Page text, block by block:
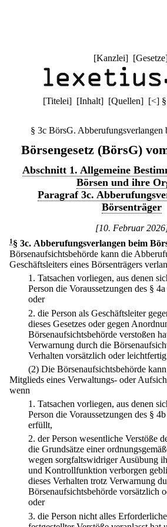
[Kanzlei] [Gesetze
[Titelei] [Inhalt] [Quellen] [<]
§ 3c BörsG. Abberufungsverlangen
Börsengesetz (BörsG)
Abschnitt 1. Allgemeine
Börsen und ihre
Paragraf 3c.
Börsenträger
[10. Februar
1 § 3c. Abberufungsverlangen beim
Börsenaufsichtsbehörde kann die
Geschäftsleiters eines Börsenträgers
1. Tatsachen vorliegen, aus denen
Person die Voraussetzungen des §
oder
2. die Person als Geschäftsleiter
dieses Gesetzes oder gegen
Börsenaufsichtsbehörde verstoßen
Verwarnung durch die
Verhalten vorsätzlich oder
(2) Die Börsenaufsichtsbehörde
Mitglieds eines Verwaltungs- oder
wenn
1. Tatsachen vorliegen, aus denen
Person die Voraussetzungen des §
erfüllt,
2. der Person wesentliche Verstöße
die Grundsätze einer
wegen sorgfaltswidriger Ausübung
und Kontrollfunktion verborgen
dieses Verhalten trotz Verwarnung
Börsenaufsichtsbehörde vorsätzlich
oder
3. die Person nicht alles